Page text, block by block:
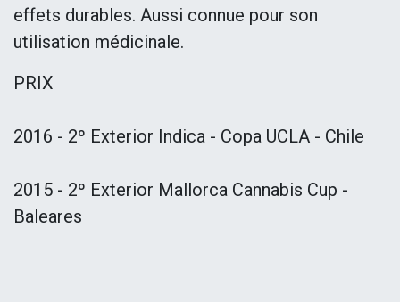
effets durables. Aussi connue pour son
utilisation médicinale.
PRIX
2016 - 2º Exterior Indica - Copa UCLA - Chile
2015 - 2º Exterior Mallorca Cannabis Cup -
Baleares